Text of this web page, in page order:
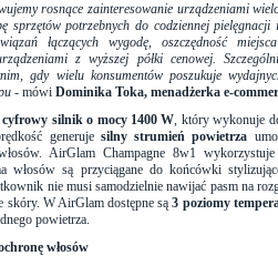
rosnące zainteresowanie urządzeniami
sprzętów potrzebnych do codziennej pielęgnacji
łączących wygodę, oszczędność
z wyższej półki cenowej.
gdy wielu konsumentów poszukuje
- mówi Dominika Toka, menadżerka e-
cyfrowy silnik o mocy 1400 W, który wykonuje
generujesilny strumień powietrza
AirGlam Champagne 8w1 wykorzystuje
włosów są przyciągane do końcówki
nie musi samodzielnie nawijać pasm na
skóry. W AirGlam dostępne są3 poziomy
powietrza.
włosów